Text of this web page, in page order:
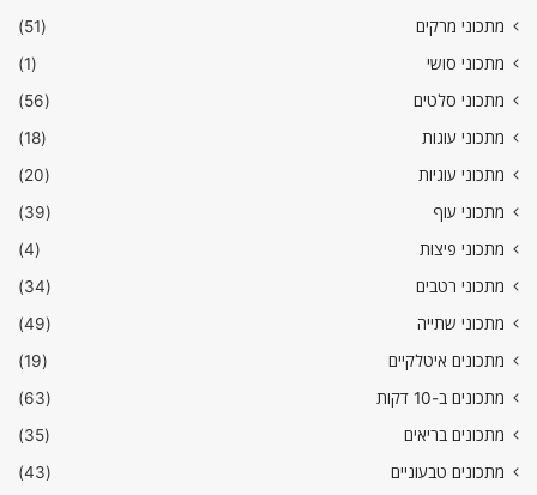
מתכוני מרקים
(51)
מתכוני סושי
(1)
מתכוני סלטים
(56)
מתכוני עוגות
(18)
מתכוני עוגיות
(20)
מתכוני עוף
(39)
מתכוני פיצות
(4)
מתכוני רטבים
(34)
מתכוני שתייה
(49)
מתכונים איטלקיים
(19)
מתכונים ב-10 דקות
(63)
מתכונים בריאים
(35)
מתכונים טבעוניים
(43)